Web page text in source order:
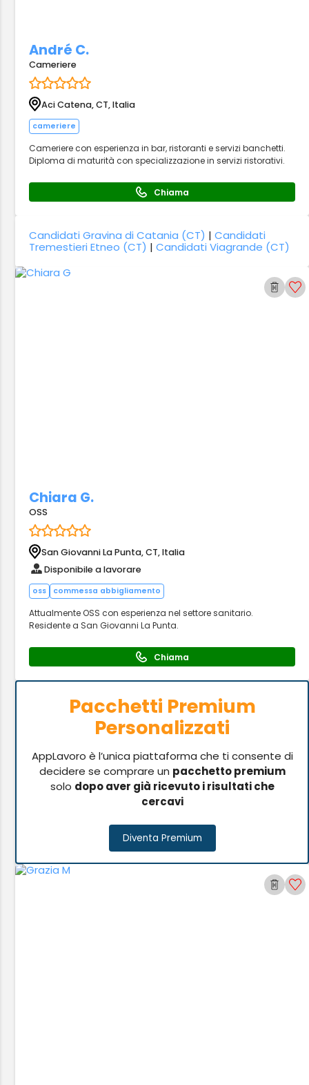
André C.
Cameriere
Aci Catena, CT, Italia
cameriere
Cameriere con esperienza in bar, ristoranti e servizi banchetti.
Diploma di maturità con specializzazione in servizi ristorativi.
Chiama
Candidati Gravina di Catania (CT) |Candidati
Tremestieri Etneo (CT) |Candidati Viagrande (CT)
Chiara G.
OSS
San Giovanni La Punta, CT, Italia
Disponibile a lavorare
oss commessa abbigliamento
Attualmente OSS con esperienza nel settore sanitario.
Residente a San Giovanni La Punta.
Chiama
Pacchetti Premium
Personalizzati
AppLavoro è l’unica piattaforma che ti consente di
decidere se comprare un pacchetto premium
solo dopo aver già ricevuto i risultati che
cercavi
Diventa Premium